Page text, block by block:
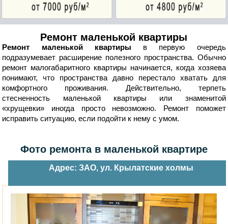
Ремонт маленькой квартиры
Ремонт маленькой квартиры в первую очередь
подразумевает расширение полезного пространства. Обычно
ремонт малогабаритного квартиры начинается, когда хозяева
понимают, что пространства давно перестало хватать для
комфортного проживания. Действительно, терпеть
стесненность маленькой квартиры или знаменитой
«хрущевки» иногда просто невозможно. Ремонт поможет
исправить ситуацию, если подойти к нему с умом.
Фото ремонта в маленькой квартире
Адрес: ЗАО, ул. Крылатские холмы